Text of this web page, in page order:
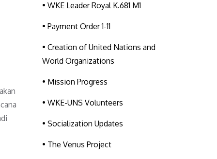
• WKE Leader Royal K.681 M1
• Payment Order 1-11
• Creation of United Nations and
World Organizations
• Mission Progress
• WKE-UNS Volunteers
• Socialization Updates
• The Venus Project